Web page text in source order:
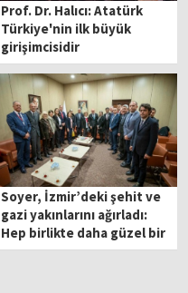
Prof. Dr. Halıcı: Atatürk
Türkiye'nin ilk büyük
girişimcisidir
Soyer, İzmir’deki şehit ve
gazi yakınlarını ağırladı:
Hep birlikte daha güzel bir
memleket kuracağız